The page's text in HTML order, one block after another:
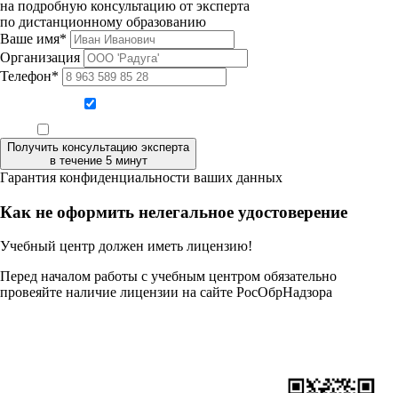
на подробную консультацию от эксперта
по дистанционному образованию
Ваше имя*
Организация
Телефон*
Получить консультацию эксперта
в течение 5 минут
Гарантия конфиденциальности ваших данных
Как не оформить нелегальное удостоверение
Учебный центр должен иметь лицензию!
Перед началом работы с учебным центром обязательно
провеяйте наличие лицензии на сайте РосОбрНадзора